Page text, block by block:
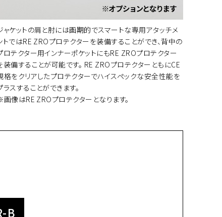
ャケットの肩と肘には画期的でスマートな専用アタッチメ
トではRE ZROプロテクターを装備することができ、背中の
ロテクター用インナーポケットにもRE ZROプロテクター
装備することが可能です。 RE ZROプロテクターともにCE
格をクリアしたプロテクターでハイスペックな安全性能を
ラスすることができます。
像はRE ZROプロテクターとなります。
B
トに入れる
トに入れる